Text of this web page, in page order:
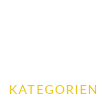
KATEGORIEN